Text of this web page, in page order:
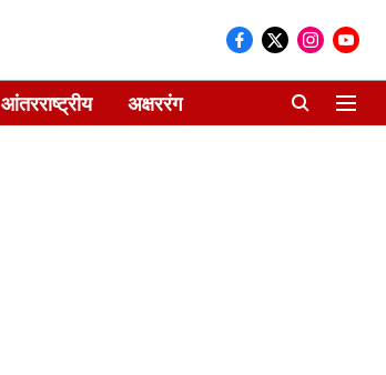
आंतरराष्ट्रीय अक्षररंग